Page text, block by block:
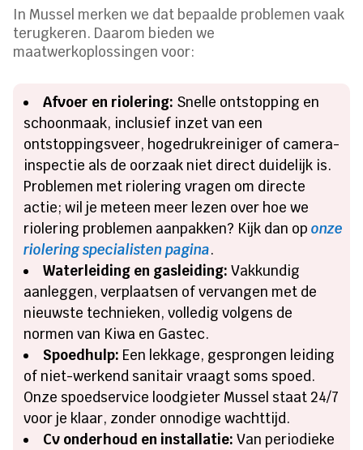
In Mussel merken we dat bepaalde problemen vaak
terugkeren. Daarom bieden we
maatwerkoplossingen voor:
Afvoer en riolering: Snelle ontstopping en
schoonmaak, inclusief inzet van een
ontstoppingsveer, hogedrukreiniger of camera-
inspectie als de oorzaak niet direct duidelijk is.
Problemen met riolering vragen om directe
actie; wil je meteen meer lezen over hoe we
riolering problemen aanpakken? Kijk dan oponze
riolering specialisten pagina.
Waterleiding en gasleiding: Vakkundig
aanleggen, verplaatsen of vervangen met de
nieuwste technieken, volledig volgens de
normen van Kiwa en Gastec.
Spoedhulp: Een lekkage, gesprongen leiding
of niet-werkend sanitair vraagt soms spoed.
Onze spoedservice loodgieter Mussel staat 24/7
voor je klaar, zonder onnodige wachttijd.
Cv onderhoud en installatie: Van periodieke